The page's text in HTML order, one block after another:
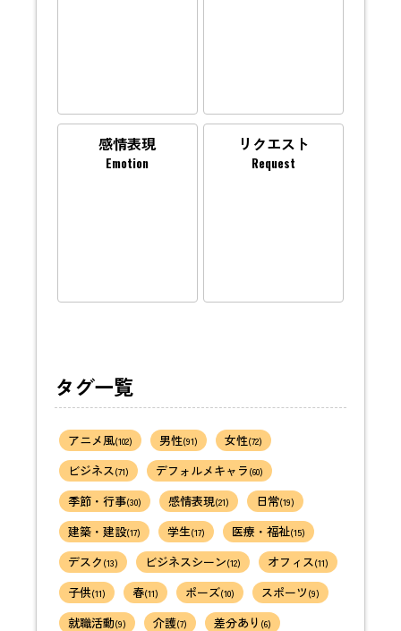
感情表現
Emotion
リクエスト
Request
タグ一覧
アニメ風(102) 男性(91) 女性(72)
ビジネス(71) デフォルメキャラ (60)
季節・行事(30) 感情表現(21) 日常(19)
建築・建設(17) 学生(17) 医療・福祉(15)
デスク (13) ビジネスシーン(12) オフィス(11)
子供(11) 春(11) ポーズ(10) スポーツ (9)
就職活動(9) 介護(7) 差分あり (6)